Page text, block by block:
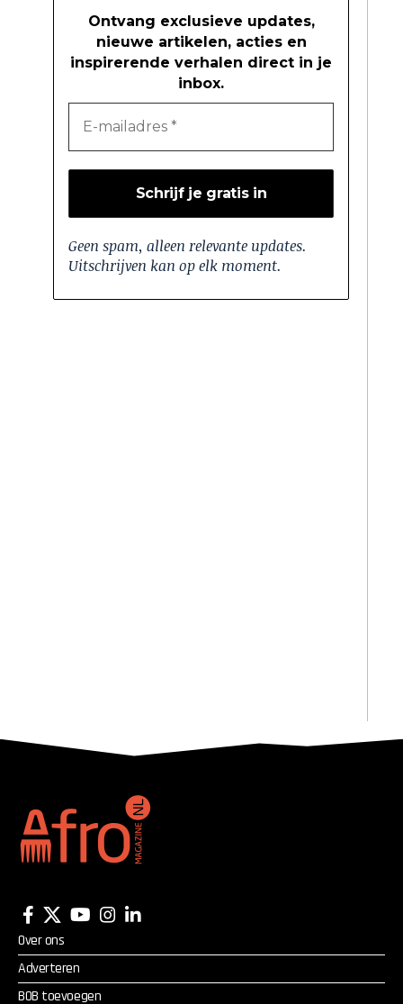
Ontvang exclusieve updates,
nieuwe artikelen, acties en
inspirerende verhalen direct in je
inbox.
Geen spam, alleen relevante updates.
Uitschrijven kan op elk moment.
Over ons
Adverteren
BOB toevoegen